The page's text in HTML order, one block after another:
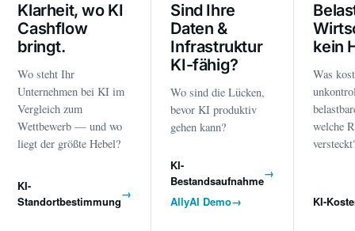
Klarheit, wo KI
Cashflow
bringt.
Wo steht Ihr
Unternehmen bei KI im
Vergleich zum
Wettbewerb — und wo
liegt der größte Hebel?
KI-
Standortbestimmung
→
Sind Ihre
Daten &
Infrastruktur
KI-fähig?
Wo sind die Lücken,
bevor KI produktiv
gehen kann?
KI-
Bestandsaufnahme
→
AllyAI Demo→
kein
Was
welche
KI-